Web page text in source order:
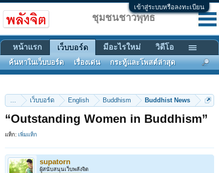
เข้าสู่ระบบหรือลงทะเบียน
... เว็บบอร์ด English Buddhism Buddhist News
“Outstanding Women in Buddhism”
แท็ก: เพิ่มแท็ก
supatorn
ผู้สนับสนุนเว็บพลังจิต
ชุมชนชาวพุทธ
หน้าแรก เว็บบอร์ด
ค้นหาในเว็บบอร์ด เรื่องเด่น กระทู้และโพสต์ล่าสุด
มีอะไรใหม่ วิดีโอ